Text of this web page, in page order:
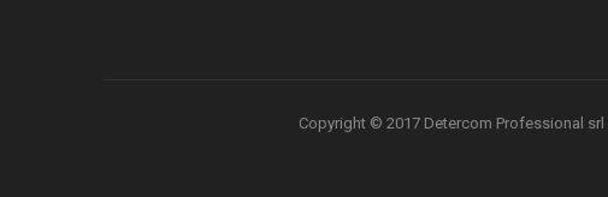
Copyright © 2017 Detercom Professional srl